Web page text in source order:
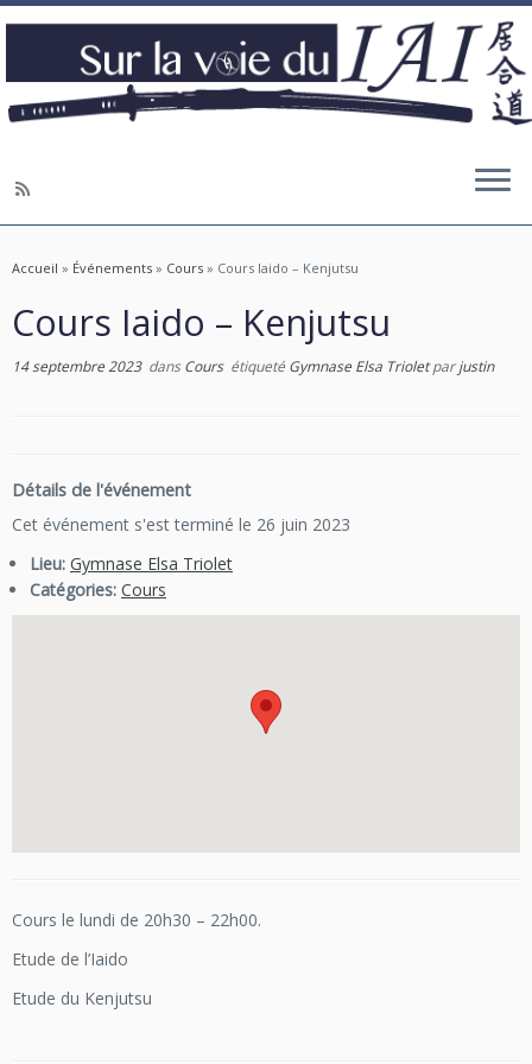
Accueil » Événements » Cours » Cours Iaido – Kenjutsu
Cours Iaido – Kenjutsu
14 septembre 2023dansCours étiqueté Gymnase Elsa Trioletparjustin
Détails de l'événement
Cet événement s'est terminé le 26 juin 2023
Lieu: Gymnase Elsa Triolet
Catégories: Cours
Cours le lundi de 20h30 – 22h00.
Etude de l’Iaido
Etude du Kenjutsu